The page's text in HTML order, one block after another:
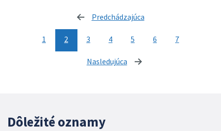
Predchádzajúca
1 2 3 4 5 6 7
Nasledujúca stránka
Dôležité oznamy